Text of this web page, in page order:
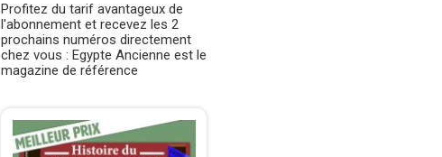
Profitez du tarif avantageux de
l'abonnement et recevez les 2
prochains numéros directement
chez vous : Egypte Ancienne est le
magazine de référence